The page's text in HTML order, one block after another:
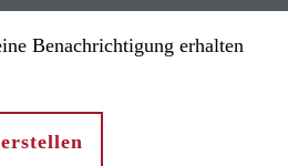
Benachrichtigung erhalten